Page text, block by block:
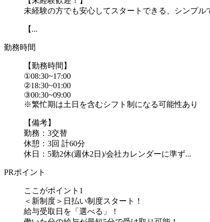
未経験の方でも安心してスタートできる、シンプ
【...
勤務時間
【勤務時間】
①08:30~17:00
②18:30~01:00
③00:30~09:00
※繁忙期は土日を含むシフト制になる可能性あり
【備考】
勤務：3交替
休憩：3回 計60分
休日：5勤2休(週休2日)/会社カレンダーに準ず...
PRポイント
ここがポイント1
＜新制度＞日払い制度スタート！
給与受取日を「選べる」！